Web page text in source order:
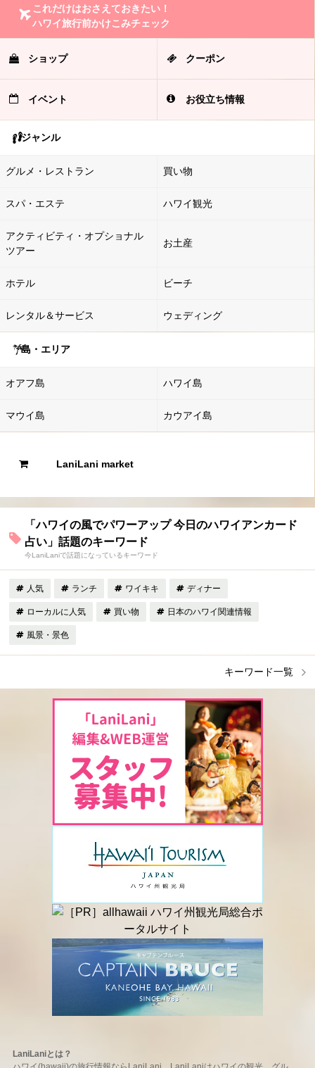
これだけはおさえておきたい！
ハワイ旅行前かけこみチェック
ショップ クーポン
イベント お役立ち情報
ジャンル
グルメ・レストラン 買い物
スパ・エステ ハワイ観光
アクティビティ・オプショナル
ツアー
お土産
ホテル ビーチ
レンタル＆サービス ウェディング
島・エリア
オアフ島 ハワイ島
マウイ島 カウアイ島
LaniLani market
「ハワイの風でパワーアップ 今日のハワイアンカード
占い」話題のキーワード
今LaniLaniで話題になっているキーワード
人気 ランチ ワイキキ ディナー
ローカルに人気 買い物 日本のハワイ関連情報
風景・景色
キーワード一覧
LaniLaniとは？